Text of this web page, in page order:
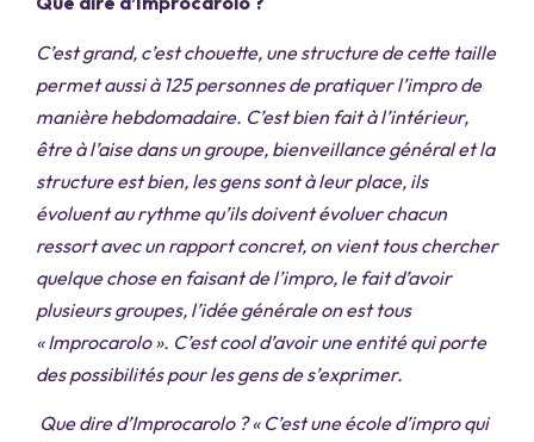
C’est grand, c’est chouette, une structure de cette taille
permet aussi à 125 personnes de pratiquer l’impro de
manière hebdomadaire. C’est bien fait à l’intérieur,
être à l’aise dans un groupe, bienveillance général et la
structure est bien, les gens sont à leur place, ils
évoluent au rythme qu’ils doivent évoluer chacun
ressort avec un rapport concret, on vient tous chercher
quelque chose en faisant de l’impro, le fait d’avoir
plusieurs groupes, l’idée générale on est tous
« Improcarolo ». C’est cool d’avoir une entité qui porte
des possibilités pour les gens de s’exprimer.
Que dire d’Improcarolo ? « C’est une école d’impro qui